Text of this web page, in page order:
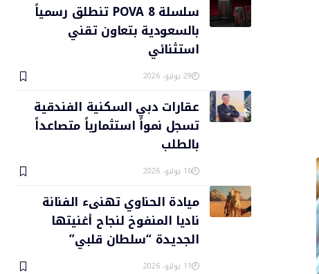
سلسلة POVA 8 تنطلق رسمياً
بالسعودية بتعاون تقني
استثنائي
29 يوليو، 2026
عقارات دبي السكنية الفندقية
تسجل نمواً استثمارياً متصاعداً
بالطلب
16 يوليو، 2026
ميادة الحناوي تهنىء الفنانة
ناديا المنفوخ لنجاح أغنيتها
الجديدة “سلطان قلبي”
11 يوليو، 2026